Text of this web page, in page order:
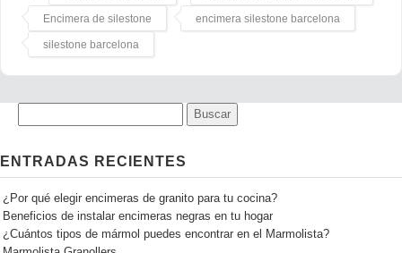
Encimera de silestone encimera silestone barcelona
silestone barcelona
ENTRADAS RECIENTES
¿Por qué elegir encimeras de granito para tu cocina?
Beneficios de instalar encimeras negras en tu hogar
¿Cuántos tipos de mármol puedes encontrar en el Marmolista?